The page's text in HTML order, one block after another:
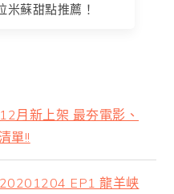
蘇甜點推薦！
月新上架 最夯電影、
單!!
EP1 龍羊峡